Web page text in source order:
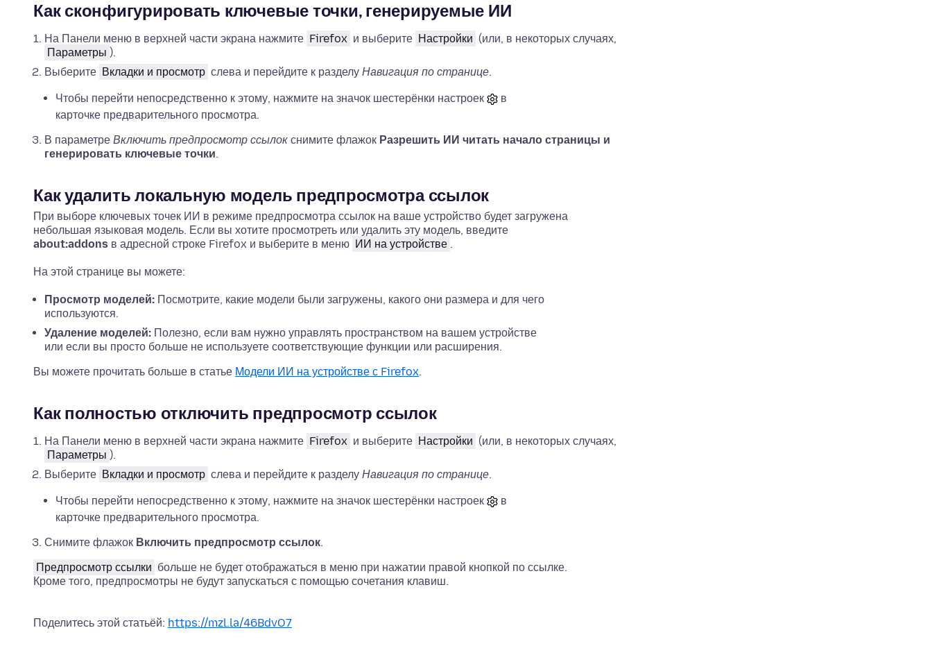
Как сконфигурировать ключевые точки, генерируемые ИИ
На Панели меню в верхней части экрана нажмите Firefox и выберите Настройки (или, в некоторых случаях,
Параметры ).
Выберите Вкладки и просмотр слева и перейдите к разделу Навигация по странице.
Чтобы перейти непосредственно к этому, нажмите на значок шестерёнки настроек
в
карточке предварительного просмотра.
В параметре Включить предпросмотр ссылок снимите флажок Разрешить ИИ читать начало страницы и
генерировать ключевые точки.
Как удалить локальную модель предпросмотра ссылок
При выборе ключевых точек ИИ в режиме предпросмотра ссылок на ваше устройство будет загружена
небольшая языковая модель. Если вы хотите просмотреть или удалить эту модель, введите
about:addons в адресной строке Firefox и выберите в меню ИИ на устройстве .
На этой странице вы можете:
Просмотр моделей: Посмотрите, какие модели были загружены, какого они размера и для чего
используются.
Удаление моделей: Полезно, если вам нужно управлять пространством на вашем устройстве
или если вы просто больше не используете соответствующие функции или расширения.
Вы можете прочитать больше в статье Модели ИИ на устройстве с Firefox.
Как полностью отключить предпросмотр ссылок
На Панели меню в верхней части экрана нажмите Firefox и выберите Настройки (или, в некоторых случаях,
Параметры ).
Выберите Вкладки и просмотр слева и перейдите к разделу Навигация по странице.
Чтобы перейти непосредственно к этому, нажмите на значок шестерёнки настроек
в
карточке предварительного просмотра.
Снимите флажок Включить предпросмотр ссылок.
Предпросмотр ссылки больше не будет отображаться в меню при нажатии правой кнопкой по ссылке.
Кроме того, предпросмотры не будут запускаться с помощью сочетания клавиш.
Поделитесь этой статьёй: https://mzl.la/46BdvO7